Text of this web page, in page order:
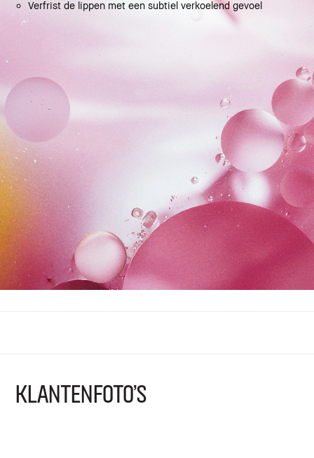
Verfrist de lippen met een subtiel verkoelend gevoel
KLANTENFOTO'S